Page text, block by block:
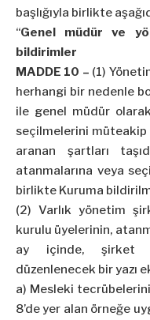
başlığıyla birlikte
“Genel müdür ve
bildirimler
MADDE 10 – (1)
herhangi bir nedenle
ile genel müdür olarak
seçilmelerini müteakip
aranan şartları
atanmalarına veya
birlikte Kuruma
(2) Varlık yönetim
kurulu üyelerinin,
ay içinde, şirket
düzenlenecek bir yazı
a) Mesleki
8’de yer alan örneğe